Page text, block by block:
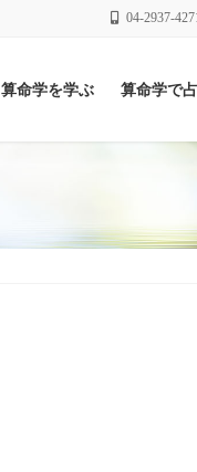
04-2937-
算命学を学ぶ 算命学で